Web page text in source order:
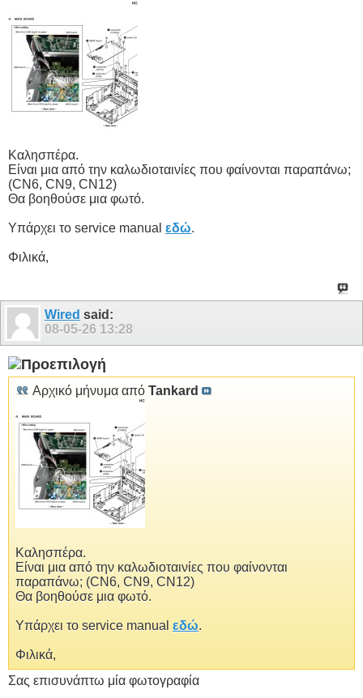
Καλησπέρα.
Είναι μια από την καλωδιοταινίες που φαίνονται παραπάνω;
(CN6, CN9, CN12)
Θα βοηθούσε μια φωτό.
Υπάρχει το service manual εδώ.
Φιλικά,
Wired said:
08-05-26 13:28
Αρχικό μήνυμα από Tankard
Καλησπέρα.
Είναι μια από την καλωδιοταινίες που φαίνονται
παραπάνω; (CN6, CN9, CN12)
Θα βοηθούσε μια φωτό.
Υπάρχει το service manual εδώ.
Φιλικά,
Σας επισυνάπτω μία φωτογραφία